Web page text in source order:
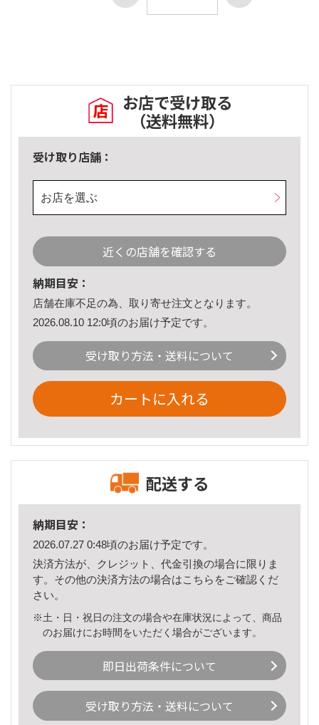
お店で受け取る
（送料無料）
受け取り店舗：
お店を選ぶ
近くの店舗を確認する
納期目安：
店舗在庫不足の為、取り寄せ注文となります。
2026.08.10 12:0頃のお届け予定です。
受け取り方法・送料について
カートに入れる
配送する
納期目安：
2026.07.27 0:48頃のお届け予定です。
決済方法が、クレジット、代金引換の場合に限りま
す。その他の決済方法の場合はこちら をご確認くだ
さい。
※土・日・祝日の注文の場合や在庫状況によって、商品
のお届けにお時間をいただく場合がございます。
即日出荷条件について
受け取り方法・送料について